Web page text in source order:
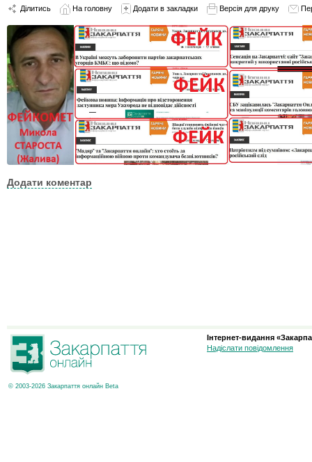
Ділитись На головну Додати в закладки Версія для друку
Додати коментар
© 2003-2026 Закарпаття онлайн Beta
Інтернет-видання
Надіслати повідомлення